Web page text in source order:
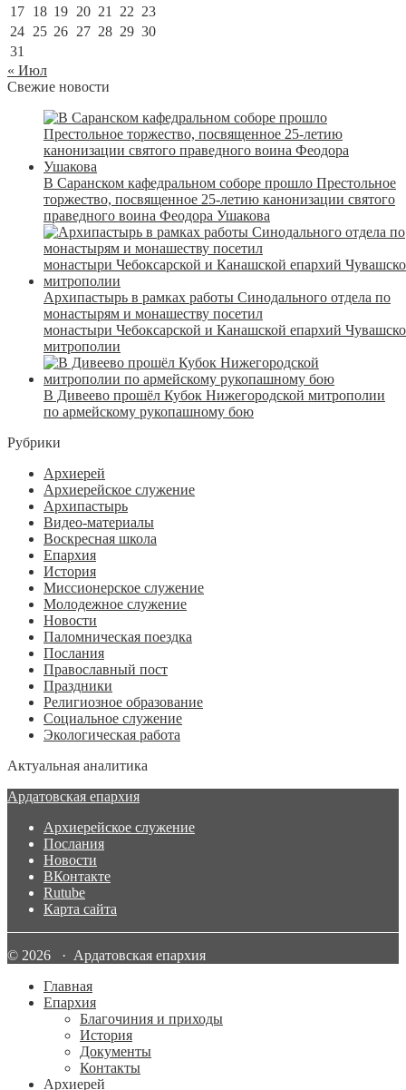
17 18 19 20 21 22 23
24 25 26 27 28 29 30
31
« Июл
Свежие новости
В Саранском кафедральном соборе прошло Престольное
торжество, посвященное 25-летию канонизации святого
праведного воина Феодора Ушакова
Архипастырь в рамках работы Синодального отдела по
монастырям и монашеству посетил
монастыри Чебоксарской и Канашской епархий
митрополии
В Дивеево прошёл Кубок Нижегородской митрополии
по армейскому рукопашному бою
Рубрики
Архиерей
Архиерейское служение
Архипастырь
Видео-материалы
Воскресная школа
Епархия
История
Миссионерское служение
Молодежное служение
Новости
Паломническая поездка
Послания
Православный пост
Праздники
Религиозное образование
Социальное служение
Экологическая работа
Актуальная аналитика
Ардатовская епархия
Архиерейское служение
Послания
Новости
ВКонтакте
Rutube
Карта сайта
© 2026 · Ардатовская епархия
Главная
Епархия
Благочиния и приходы
История
Документы
Контакты
Архиерей